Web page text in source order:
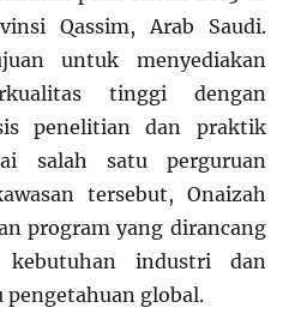
Qassim, Arab Saudi.
untuk menyediakan
tinggi dengan
penelitian dan praktik
salah satu perguruan
tersebut, Onaizah
program yang dirancang
industri dan
global.